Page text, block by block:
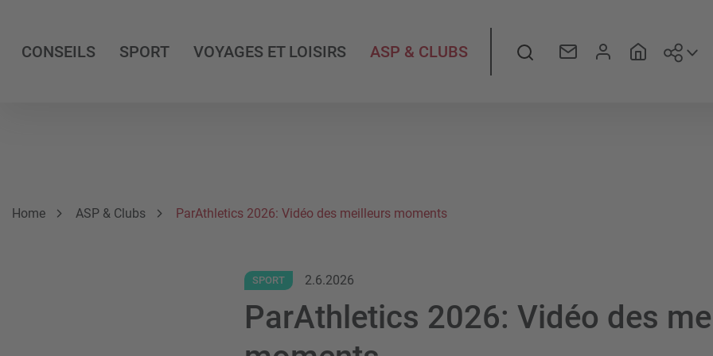
CONSEILS SPORT VOYAGES ET LOISIRS ASP & CLUBS Rechercher
Breadcrumb
Vous êtes ici:
Home ASP & Clubs ParAthletics 2026: Vidéo des meilleurs moments
SPORT 2.6.2026
ParAthletics 2026: Vidéo des